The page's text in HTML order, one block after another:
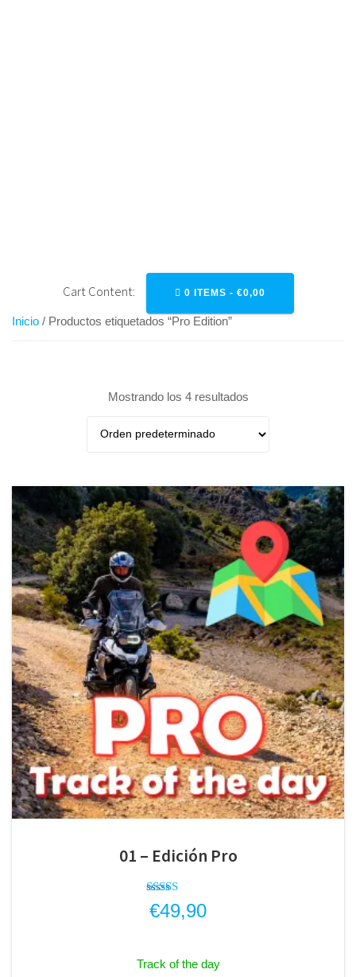
Cart Content: 0 ITEMS - €0,00
Inicio / Productos etiquetados “Pro Edition”
Mostrando los 4 resultados
01 – Edición Pro
Valorado
con
€49,90
Track of the day